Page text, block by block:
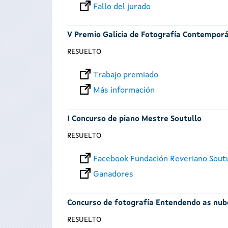
Fallo del jurado
V Premio Galicia de Fotografía
RESUELTO
Trabajo premiado
Más información
I Concurso de piano Mestre Soutullo
RESUELTO
Facebook Fundación Reveriano
Ganadores
Concurso de fotografía Entendendo as
RESUELTO